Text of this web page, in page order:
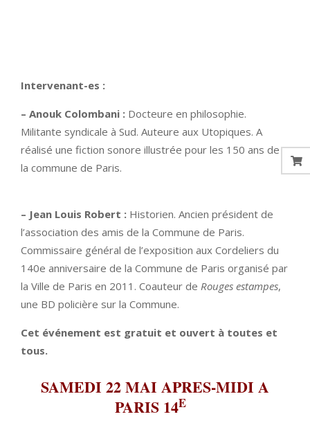
Intervenant-es :
– Anouk Colombani : Docteure en philosophie.
Militante syndicale à Sud. Auteure aux Utopiques. A
réalisé une fiction sonore illustrée pour les 150 ans de
la commune de Paris.
– Jean Louis Robert : Historien. Ancien président de
l’association des amis de la Commune de Paris.
Commissaire général de l’exposition aux Cordeliers du
140e anniversaire de la Commune de Paris organisé par
la Ville de Paris en 2011. Coauteur de Rouges estampes,
une BD policière sur la Commune.
Cet événement est gratuit et ouvert à toutes et
tous.
SAMEDI 22 MAI APRES-MIDI A
PARIS 14E